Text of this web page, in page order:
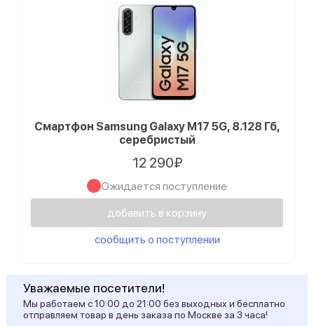
Смартфон Samsung Galaxy M17 5G, 8.128 Гб,
серебристый
12 290₽
Ожидается поступление
добавить в корзину
сообщить о поступлении
Уважаемые посетители!
Мы работаем с 10:00 до 21:00 без выходных и бесплатно
отправляем товар в день заказа по Москве за 3 часа!